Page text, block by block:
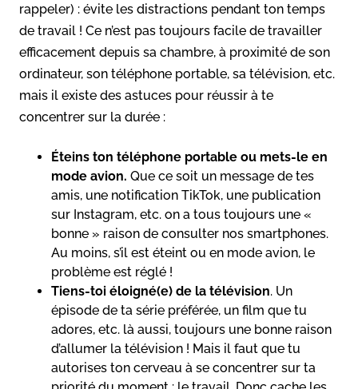
rappeler) : évite les distractions pendant ton temps
de travail ! Ce n’est pas toujours facile de travailler
efficacement depuis sa chambre, à proximité de son
ordinateur, son téléphone portable, sa télévision, etc.
mais il existe des astuces pour réussir à te
concentrer sur la durée :
Éteins ton téléphone portable ou mets-le en
mode avion. Que ce soit un message de tes
amis, une notification TikTok, une publication
sur Instagram, etc. on a tous toujours une «
bonne » raison de consulter nos smartphones.
Au moins, s’il est éteint ou en mode avion, le
problème est réglé !
Tiens-toi éloigné(e) de la télévision. Un
épisode de ta série préférée, un film que tu
adores, etc. là aussi, toujours une bonne raison
d’allumer la télévision ! Mais il faut que tu
autorises ton cerveau à se concentrer sur ta